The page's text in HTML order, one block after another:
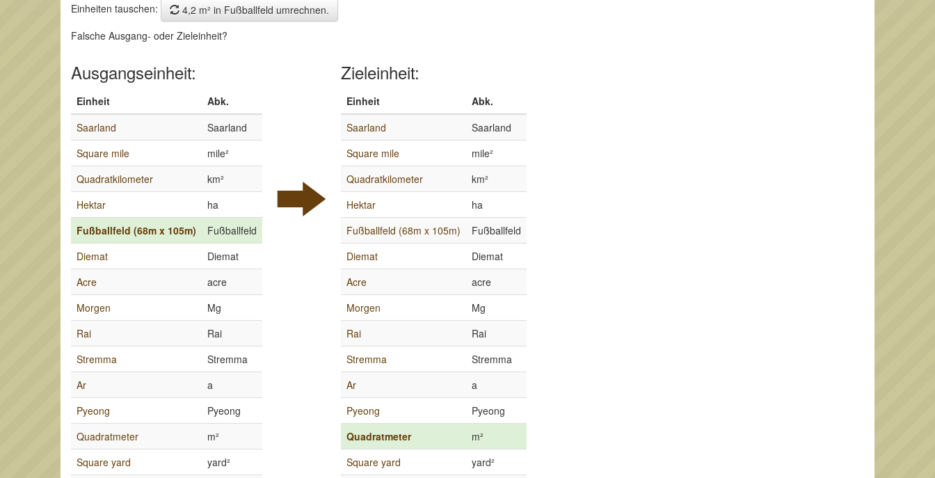
Einheiten tauschen:
4,2 m² in Fußballfeld umrechnen.
Falsche Ausgang- oder Zieleinheit?
Ausgangseinheit:
Einheit
Abk.
Saarland
Saarland
Square mile
mile²
Quadratkilometer
km²
Hektar
ha
Fußballfeld (68m x 105m)
Fußballfeld
Diemat
Diemat
Acre
acre
Morgen
Mg
Rai
Rai
Stremma
Stremma
Ar
a
Pyeong
Pyeong
Quadratmeter
m²
Square yard
yard²
Zieleinheit:
Einheit
Abk.
Saarland
Saarland
Square mile
mile²
Quadratkilometer
km²
Hektar
ha
Fußballfeld (68m x 105m)
Fußballfeld
Diemat
Diemat
Acre
acre
Morgen
Mg
Rai
Rai
Stremma
Stremma
Ar
a
Pyeong
Pyeong
Quadratmeter
m²
Square yard
yard²